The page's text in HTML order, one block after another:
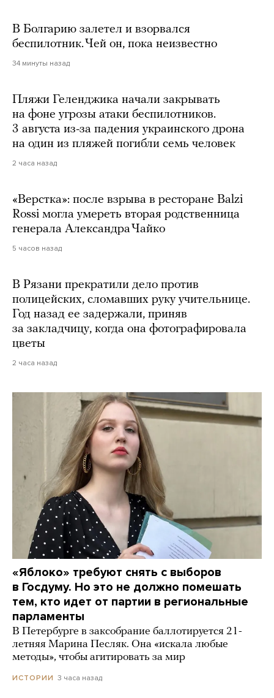
В Болгарию залетел и взорвался
беспилотник. Чей он, пока неизвестно
34 минуты назад
Пляжи Геленджика начали закрывать
на фоне угрозы атаки беспилотников.
3 августа из-за падения украинского дрона
на один из пляжей погибли семь человек
2 часа назад
«Верстка»: после взрыва в ресторане Balzi
Rossi могла умереть вторая родственница
генерала Александра Чайко
5 часов назад
В Рязани прекратили дело против
полицейских, сломавших руку учительнице.
Год назад ее задержали, приняв
за закладчицу, когда она фотографировала
цветы
2 часа назад
«Яблоко» требуют снять с выборов
в Госдуму. Но это не должно помешать
тем, кто идет от партии в региональные
парламенты
В Петербурге в заксобрание баллотируется 21-
летняя Марина Песляк. Она «искала любые
методы», чтобы агитировать за мир
ИСТОРИИ 3 часа назад